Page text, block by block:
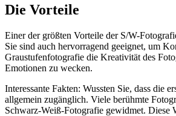
Die Vorteile
Einer der größten Vorteile der S/W-
Sie sind auch hervorragend geeignet, um
Graustufenfotografie die Kreativität des
Emotionen zu wecken.
Interessante Fakten: Wussten Sie, dass die
allgemein zugänglich. Viele berühmte
Schwarz-Weiß-Fotografie gewidmet. Diese